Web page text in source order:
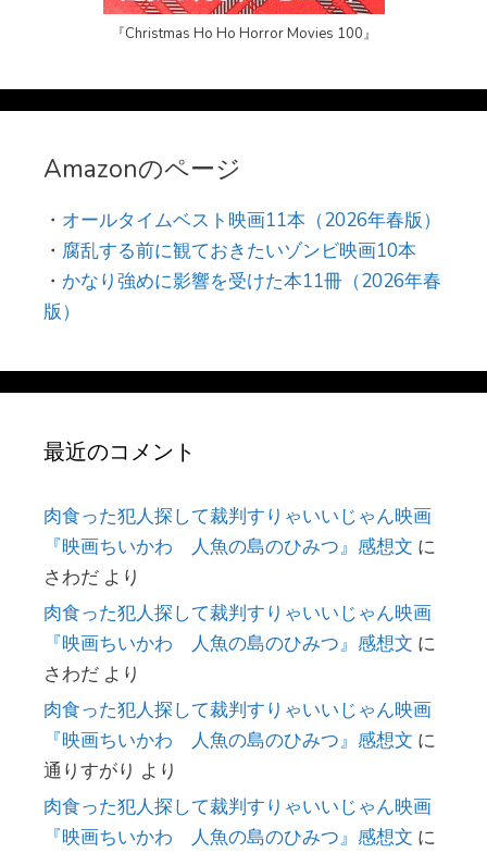
『Christmas Ho Ho Horror Movies 100』
Amazonのページ
・ オールタイムベスト映画11本（2026年春版）
・ 腐乱する前に観ておきたいゾンビ映画10本
・ かなり強めに影響を受けた本11冊（2026年春
版）
最近のコメント
肉食った犯人探して裁判すりゃいいじゃん映画
『映画ちいかわ 人魚の島のひみつ』感想文 に
さわだ より
肉食った犯人探して裁判すりゃいいじゃん映画
『映画ちいかわ 人魚の島のひみつ』感想文 に
さわだ より
肉食った犯人探して裁判すりゃいいじゃん映画
『映画ちいかわ 人魚の島のひみつ』感想文 に
通りすがり より
肉食った犯人探して裁判すりゃいいじゃん映画
『映画ちいかわ 人魚の島のひみつ』感想文 に